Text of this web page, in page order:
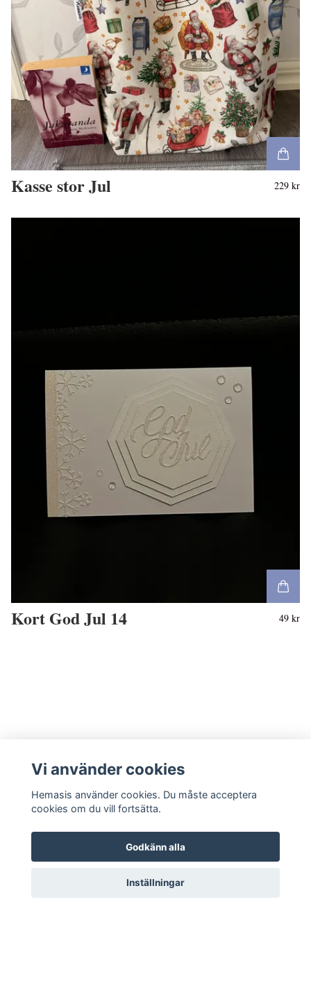
Kasse stor Jul 229 kr
Kort God Jul 14 49 kr
Kontakta oss
Vi använder cookies
Hemasis använder cookies. Du måste acceptera
cookies om du vill fortsätta.
Godkänn alla
Inställningar